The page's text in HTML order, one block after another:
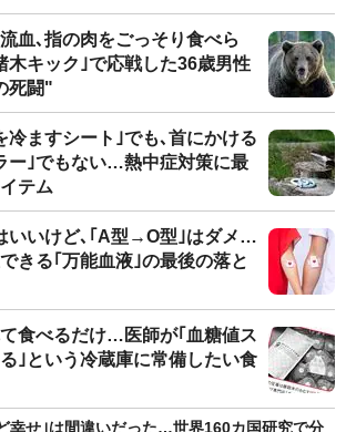
血､指の肉をごっそり食べら
キック｣で応戦した36歳男性
死闘"
冷ますシート｣でも､首にかける
ー｣でもない…熱中症対策に最
テム
いいけど､｢A型→O型｣はダメ…
きる｢万能血液｣の最後の落と
食べるだけ…医師が｢血糖値ス
｣という冷蔵庫に常備したい食
幸せ｣は間違いだった…世界160カ国研究で分